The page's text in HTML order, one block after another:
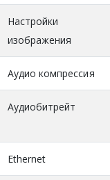
Настройки
изображения
Аудио компрессия
Аудиобитрейт
Ethernet